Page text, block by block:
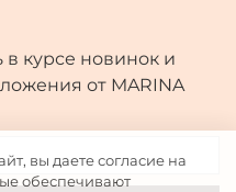
курсе новинок и
от MARINA
вы даете согласие на
обеспечивают